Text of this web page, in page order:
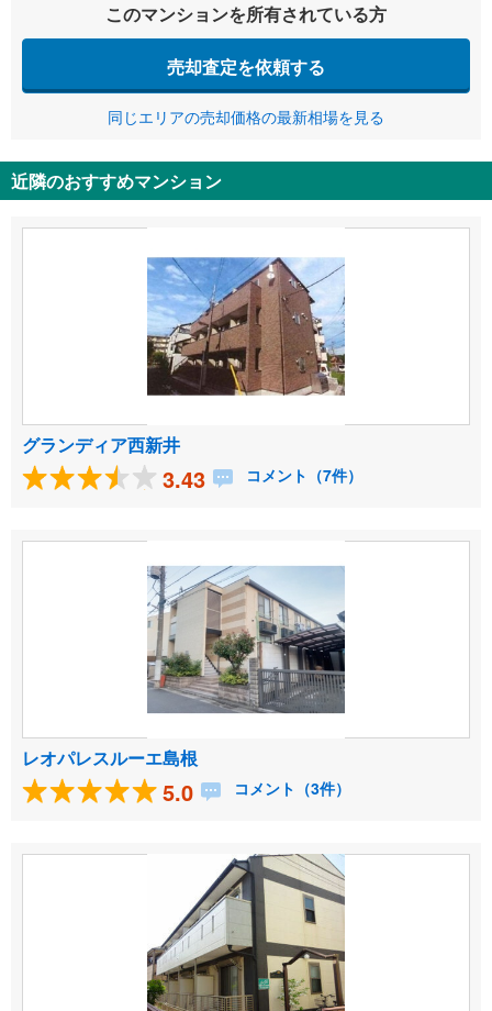
このマンションを所有されている方
売却査定を依頼する
同じエリアの売却価格の最新相場を見る
近隣のおすすめマンション
グランディア西新井
3.43 コメント（7件）
レオパレスルーエ島根
5.0 コメント（3件）